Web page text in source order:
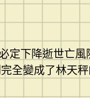
下降逝世亡
全變成了林天